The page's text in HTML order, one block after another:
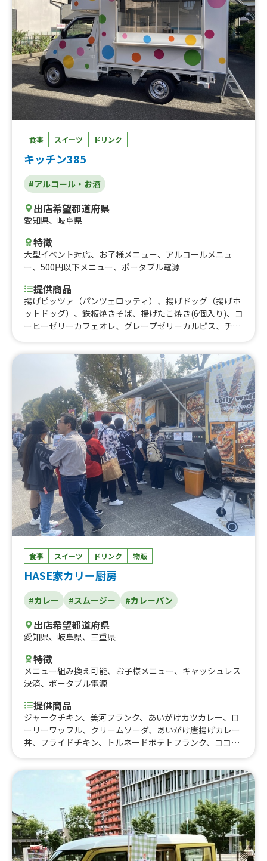
食事 スイーツ ドリンク
キッチン385
#アルコール・お酒
出店希望都道府県
愛知県、 岐阜県
特徴
大型イベント対応、 お子様メニュー、 アルコールメニュ
ー、 500円以下メニュー、 ポータブル電源
提供商品
揚げピッツァ（パンツェロッティ）、揚げドッグ（揚げホ
ットドッグ）、鉄板焼きそば、揚げたこ焼き(6個入り)、コ
ーヒーゼリーカフェオレ、グレープゼリーカルピス、チュ
アイス、ラムネジュース、シェイク、自家焙煎コーヒー、
自家焙煎コーヒー (生クリームのせ)、コーヒー、水だしコ
ーヒー（コールドブリュー）、ホットみるくココア、ホッ
トみるくココア（生クリームのせ）、ノンアルコールビー
ル、ビール、サワー、ワイン（赤・白）、ホット梅酒、ホ
ットワイン(赤・白)、二日目のどて、豚汁、キューバサン
ド、ソフトドリンク、甘酒、燻製おつまみセット、揚げぎ
ょうざセット、焼きそばとからあげ（２コ）セット、レア
チーズケーキ、ふわふわたまごサンド、チョコバナナ、ホ
ットドッグ
食事 スイーツ ドリンク 物販
HASE家カリー厨房
#カレー #スムージー #カレーパン
出店希望都道府県
愛知県、 岐阜県、 三重県
特徴
メニュー組み換え可能、 お子様メニュー、 キャッシュレス
決済、 ポータブル電源
提供商品
ジャークチキン、美河フランク、あいがけカツカレー、ロ
ーリーワッフル、クリームソーダ、あいがけ唐揚げカレー
丼、フライドチキン、トルネードポテトフランク、ココナ
けオムカレー、あいがけカレー丼